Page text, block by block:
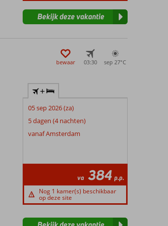
Bekijk deze vakantie
bewaar 03:30 sep 27°C
+
05 sep 2026 (za)
5 dagen (4 nachten)
vanaf Amsterdam
va 384 p.p.
Nog 1 kamer(s) beschikbaar
op deze site